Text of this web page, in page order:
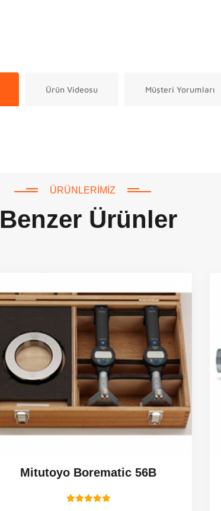
Ürün Videosu Müşteri Yorumları
ÜRÜNLERIMIZ
Benzer Ürünler
Mitutoyo Borematic 56B